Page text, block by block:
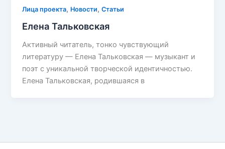
Лица проекта, Новости,Статьи
Елена Тальковская
Активный читатель, тонко чувствующий
литературу — Елена Тальковская — музыкант и
поэт с уникальной творческой идентичностью.
Елена Тальковская, родившаяся в